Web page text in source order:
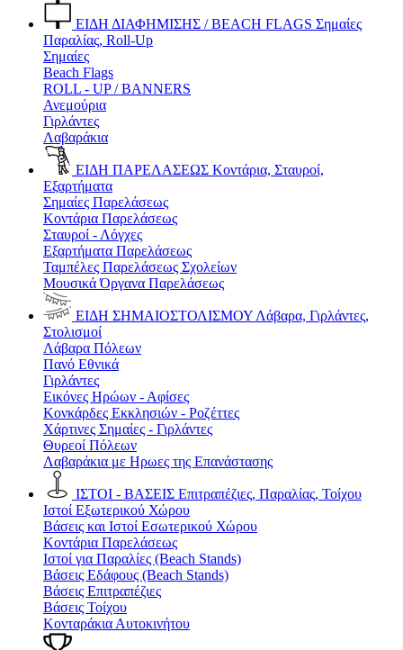
ΕΙΔΗ ΔΙΑΦΗΜΙΣΗΣ / BEACH FLAGS Σημαίες
Παραλίας, Roll-Up
Σημαίες
Beach Flags
ROLL - UP / BANNERS
Ανεμούρια
Γιρλάντες
Λαβαράκια
ΕΙΔΗ ΠΑΡΕΛΑΣΕΩΣ Κοντάρια, Σταυροί,
Εξαρτήματα
Σημαίες Παρελάσεως
Κοντάρια Παρελάσεως
Σταυροί - Λόγχες
Εξαρτήματα Παρελάσεως
Ταμπέλες Παρελάσεως Σχολείων
Μουσικά Όργανα Παρελάσεως
ΕΙΔΗ ΣΗΜΑΙΟΣΤΟΛΙΣΜΟΥ Λάβαρα, Γιρλάντες,
Στολισμοί
Λάβαρα Πόλεων
Πανό Εθνικά
Γιρλάντες
Εικόνες Ηρώων - Αφίσες
Κονκάρδες Εκκλησιών - Ροζέττες
Χάρτινες Σημαίες - Γιρλάντες
Θυρεοί Πόλεων
Λαβαράκια με Ηρωες της Επανάστασης
ΙΣΤΟΙ - ΒΑΣΕΙΣ Επιτραπέζιες, Παραλίας, Τοίχου
Ιστοί Εξωτερικού Χώρου
Βάσεις και Ιστοί Εσωτερικού Χώρου
Κοντάρια Παρελάσεως
Ιστοί για Παραλίες (Beach Stands)
Βάσεις Εδάφους (Beach Stands)
Βάσεις Επιτραπέζιες
Βάσεις Τοίχου
Κονταράκια Αυτοκινήτου